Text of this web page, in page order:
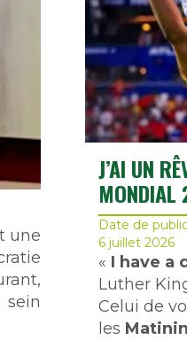
une
sein
J’AI UN
Date de
6 juillet 2026
« I have a
Luther
Celui de
les